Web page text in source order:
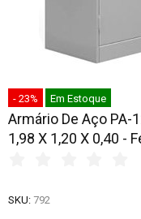
- 23% Em Estoque
Armário De Aço PA-
1,98 X 1,20 X 0,40 -
SKU: 792